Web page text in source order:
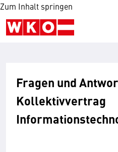
Zum Inhalt springen
Fragen und
Kollektivvertrag